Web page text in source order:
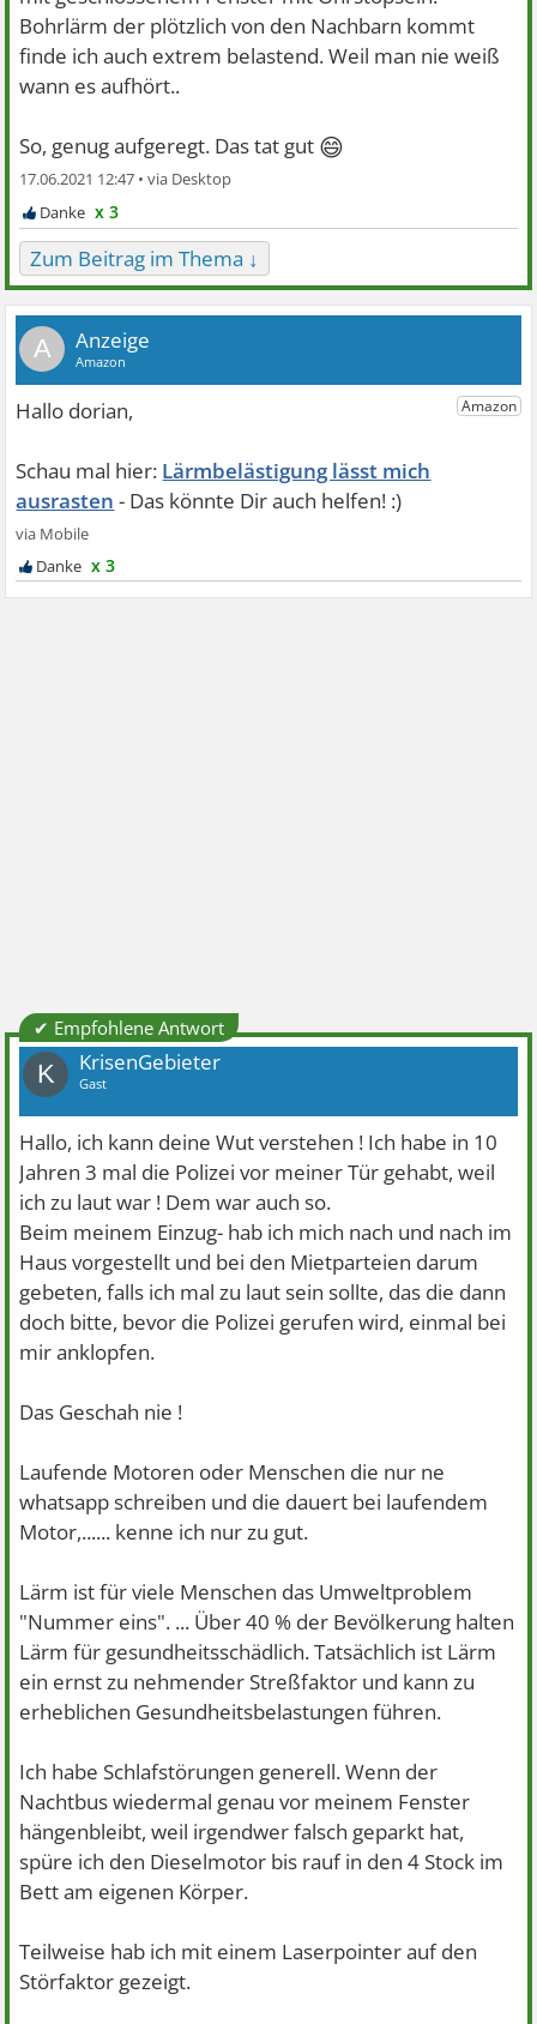
Bohrlärm der plötzlich von den Nachbarn kommt
finde ich auch extrem belastend. Weil man nie weiß
wann es aufhört..
So, genug aufgeregt. Das tat gut 😄
17.06.2021 12:47 •
x 3
Zum Beitrag im Thema ↓
A
Lärmbelästigung lässt mich
ausrasten
x 3
✔ Empfohlene Antwort
K KrisenGebieter
Gast
Hallo, ich kann deine Wut verstehen ! Ich habe in 10
Jahren 3 mal die Polizei vor meiner Tür gehabt, weil
ich zu laut war ! Dem war auch so.
Beim meinem Einzug- hab ich mich nach und nach im
Haus vorgestellt und bei den Mietparteien darum
gebeten, falls ich mal zu laut sein sollte, das die dann
doch bitte, bevor die Polizei gerufen wird, einmal bei
mir anklopfen.
Das Geschah nie !
Laufende Motoren oder Menschen die nur ne
whatsapp schreiben und die dauert bei laufendem
Motor,...... kenne ich nur zu gut.
Lärm ist für viele Menschen das Umweltproblem
"Nummer eins". ... Über 40 % der Bevölkerung halten
Lärm für gesundheitsschädlich. Tatsächlich ist Lärm
ein ernst zu nehmender Streßfaktor und kann zu
erheblichen Gesundheitsbelastungen führen.
Ich habe Schlafstörungen generell. Wenn der
Nachtbus wiedermal genau vor meinem Fenster
hängenbleibt, weil irgendwer falsch geparkt hat,
spüre ich den Dieselmotor bis rauf in den 4 Stock im
Bett am eigenen Körper.
Teilweise hab ich mit einem Laserpointer auf den
Störfaktor gezeigt.